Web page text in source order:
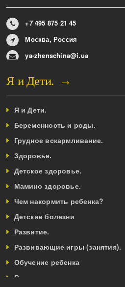
+7 495 875 21 45
Москва, Россия
ya-zhenschina@i.ua
Я и Дети. →
Я и Дети.
Беременность и роды.
Грудное вскармливание.
Здоровье.
Детское здоровье.
Мамино здоровье.
Чем накормить ребенка?
Детские болезни
Развитие.
Развивающие игры (занятия).
Обучение ребенка
Воспитание.